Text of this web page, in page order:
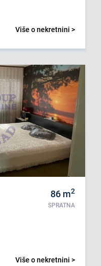
Više o nekretnini >
86 m2
SPRATNA
Više o nekretnini >